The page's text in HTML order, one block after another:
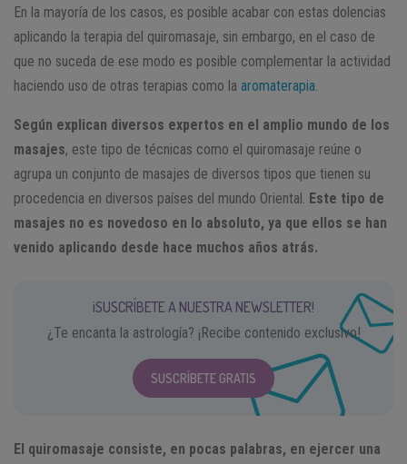
En la mayoría de los casos, es posible acabar con estas dolencias
aplicando la terapia del quiromasaje, sin embargo, en el caso de
que no suceda de ese modo es posible complementar la actividad
haciendo uso de otras terapias como la aromaterapia.
Según explican diversos expertos en el amplio mundo de los
masajes, este tipo de técnicas como el quiromasaje reúne o
agrupa un conjunto de masajes de diversos tipos que tienen su
procedencia en diversos países del mundo Oriental. Este tipo de
masajes no es novedoso en lo absoluto, ya que ellos se han
venido aplicando desde hace muchos años atrás.
¡SUSCRÍBETE A NUESTRA NEWSLETTER!
¿Te encanta la astrología? ¡Recibe contenido exclusivo!
SUSCRÍBETE GRATIS
El quiromasaje consiste, en pocas palabras, en ejercer una